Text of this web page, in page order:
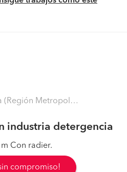
Metropolitana - Santiago)
industria detergencia
Con radier.
compromiso!